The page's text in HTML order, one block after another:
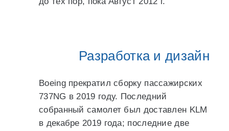
Разработка и дизайн
Boeing прекратил сборку пассажирских
737NG в 2019 году. Последний
собранный самолет был доставлен KLM
в декабре 2019 года; последние две